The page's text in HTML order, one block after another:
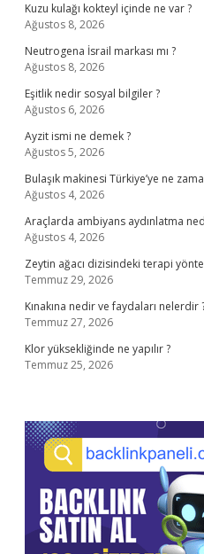
Kuzu kulağı kokteyl içinde ne var ?
Ağustos 8, 2026
Neutrogena İsrail markası mı ?
Ağustos 8, 2026
Eşitlik nedir sosyal bilgiler ?
Ağustos 6, 2026
Ayzit ismi ne demek ?
Ağustos 5, 2026
Bulaşık makinesi Türkiye’ye ne
Ağustos 4, 2026
Araçlarda ambiyans aydınlatma
Ağustos 4, 2026
Zeytin ağacı dizisindeki terapi
Temmuz 29, 2026
Kınakına nedir ve faydaları nelerdir
Temmuz 27, 2026
Klor yüksekliğinde ne yapılır ?
Temmuz 25, 2026